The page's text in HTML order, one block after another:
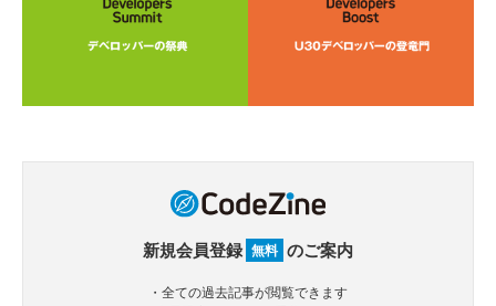
新規会員登録 無料 のご案内
・全ての過去記事が閲覧できます